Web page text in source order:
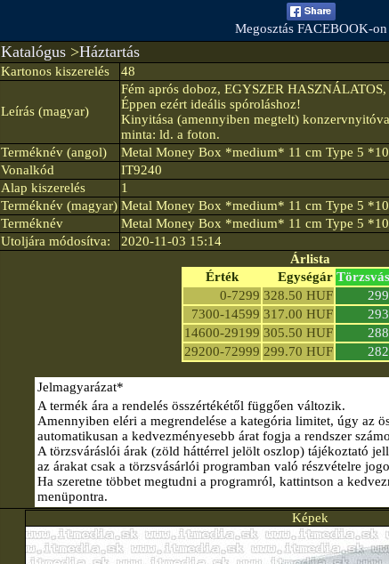
Megosztás FACEBOOK-on
Katalógus>Háztartás
Kartonos kiszerelés 48
Leírás (magyar)
Fém aprós doboz, EGYSZER
Éppen ezért ideális spóroláshoz!
Kinyitása (amennyiben megtelt)
minta: ld. a foton.
Terméknév (angol)
Metal Money Box *medium* 11 cm Type 5
Vonalkód
IT9240
Alap kiszerelés
1
Terméknév (magyar) Metal Money Box *medium* 11 cm Type 5
Terméknév
Metal Money Box *medium* 11 cm Type 5
Utoljára módosítva:
2020-11-03 15:14
Árlista
Érték
Egységár
0-7299 328.50 HUF
7300-14599 317.00 HUF
14600-29199 305.50 HUF
29200-72999 299.70 HUF
Jelmagyarázat*
A termék ára a rendelés összértékétől függően változik.
Amennyiben eléri a megrendelése a kategória limitet, úgy az
automatikusan a kedvezményesebb árat fogja a rendszer
A törzsváráslói árak (zöld háttérrel jelölt oszlop) tájékoztató
az árakat csak a törzsvásárlói programban való részvételre
Ha szeretne többet megtudni a programról, kattintson a
menüpontra.
Képek